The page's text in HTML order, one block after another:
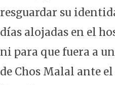
resguardar su
días alojadas en el
ni para que fuera a
de Chos Malal ante